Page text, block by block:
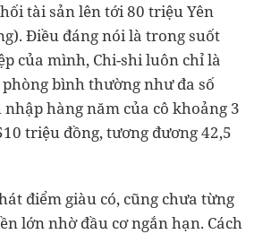
tài sản lên tới 80 triệu Yên
Điều đáng nói là trong suốt
của mình, Chi-shi luôn chỉ là
bình thường như đa số
hàng năm của cô khoảng 3
triệu đồng, tương đương 42,5
điểm giàu có, cũng chưa từng
lớn nhờ đầu cơ ngắn hạn. Cách